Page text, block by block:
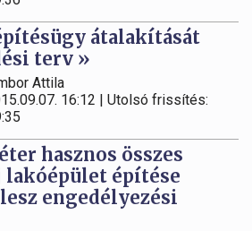
átalakítását
terv »
Attila
16:12 | Utolsó frissítés:
hasznos összes
építése
engedélyezési